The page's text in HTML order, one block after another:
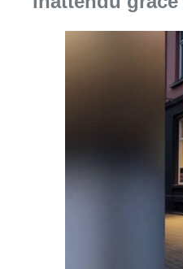
Consulter
Foire du Midi:
rendez-vous